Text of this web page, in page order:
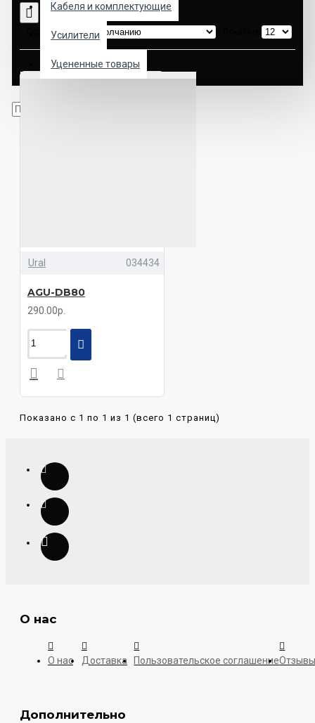
Кабеля и комплектующие
Усилители
Уцененные товары
Сортировка:
Ural 034434
AGU-DB80
290.00р.
Показано с 1 по 1 из 1 (всего 1 страниц)
О нас
О нас Доставка Пользовательское соглашение
Дополнительно